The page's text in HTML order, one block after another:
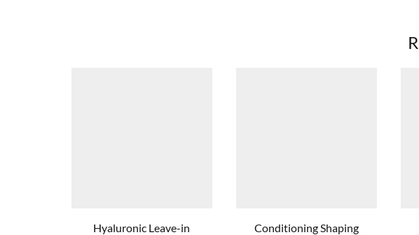
Hyaluronic Leave-in
Conditioning Shaping